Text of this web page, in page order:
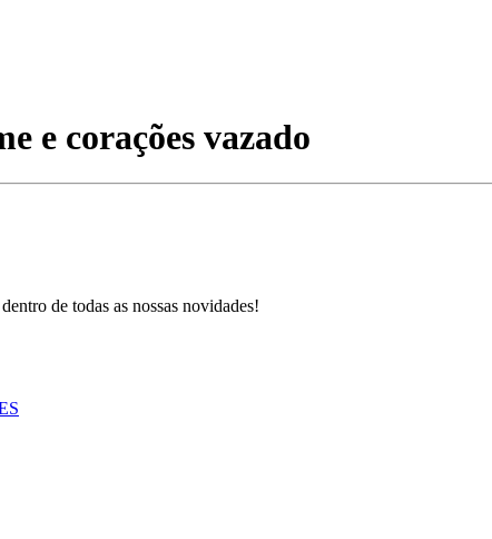
e corações vazado
de todas as nossas novidades!